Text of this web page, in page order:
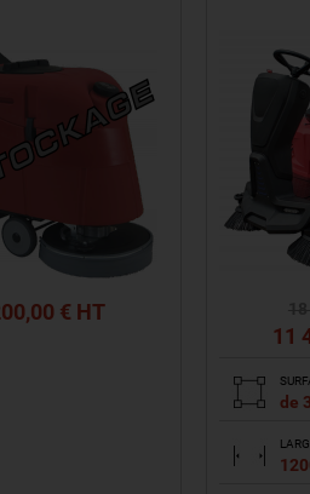
€ HT
11
de